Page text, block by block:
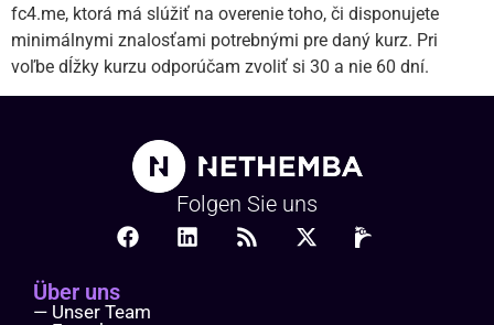
fc4.me, ktorá má slúžiť na overenie toho, či disponujete
minimálnymi znalosťami potrebnými pre daný kurz. Pri
voľbe dĺžky kurzu odporúčam zvoliť si 30 a nie 60 dní.
Folgen Sie uns
Über uns
— Unser Team